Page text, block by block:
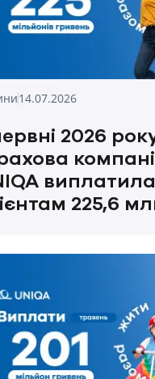
14.07.2026
2026
виплатила
225,6